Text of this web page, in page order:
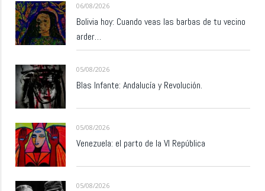
06/08/2026
Bolivia hoy: Cuando veas las barbas de tu vecino
arder…
05/08/2026
Blas Infante: Andalucía y Revolución.
05/08/2026
Venezuela: el parto de la VI República
05/08/2026